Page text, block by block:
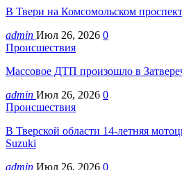
В Твери на Комсомольском
admin Июл 26, 2026 0
Происшествия
Массовое ДТП произошло в
admin Июл 26, 2026 0
Происшествия
В Тверской области 14-летняя
Suzuki
admin Июл 26, 2026 0